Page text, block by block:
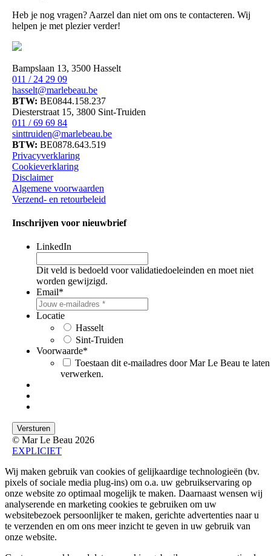
Heb je nog vragen? Aarzel dan niet om ons te contacteren. Wij
helpen je met plezier verder!
Bampslaan 13, 3500 Hasselt
011 / 24 29 09
hasselt@marlebeau.be
BTW: BE0844.158.237
Diesterstraat 15, 3800 Sint-Truiden
011 / 69 69 84
sinttruiden@marlebeau.be
BTW: BE0878.643.519
Privacyverklaring
Cookieverklaring
Disclaimer
Algemene voorwaarden
Verzend- en retourbeleid
Inschrijven voor nieuwbrief
LinkedIn
Dit veld is bedoeld voor validatiedoeleinden en moet niet
worden gewijzigd.
Email*
Locatie
Hasselt
Sint-Truiden
Voorwaarde*
Toestaan dit e-mailadres door Mar Le Beau te laten
verwerken.
© Mar Le Beau 2026
EXPLICIET
Wij maken gebruik van cookies of gelijkaardige technologieën (bv.
pixels of sociale media plug-ins) om o.a. uw gebruikservaring op
onze website zo optimaal mogelijk te maken. Daarnaast wensen wij
analyserende en marketing cookies te gebruiken om uw
websitebezoek persoonlijker te maken, gerichte advertenties naar u
te verzenden en om ons meer inzicht te geven in uw gebruik van
onze website.